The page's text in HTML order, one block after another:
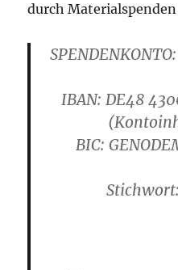
durch
SPENDENKONTO:
IBAN: DE48
BIC: